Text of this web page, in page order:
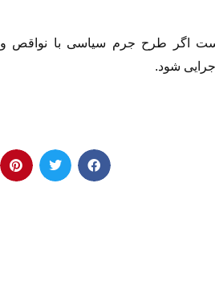
اگر طرح جرم سیاسى با نواقص و
شود.